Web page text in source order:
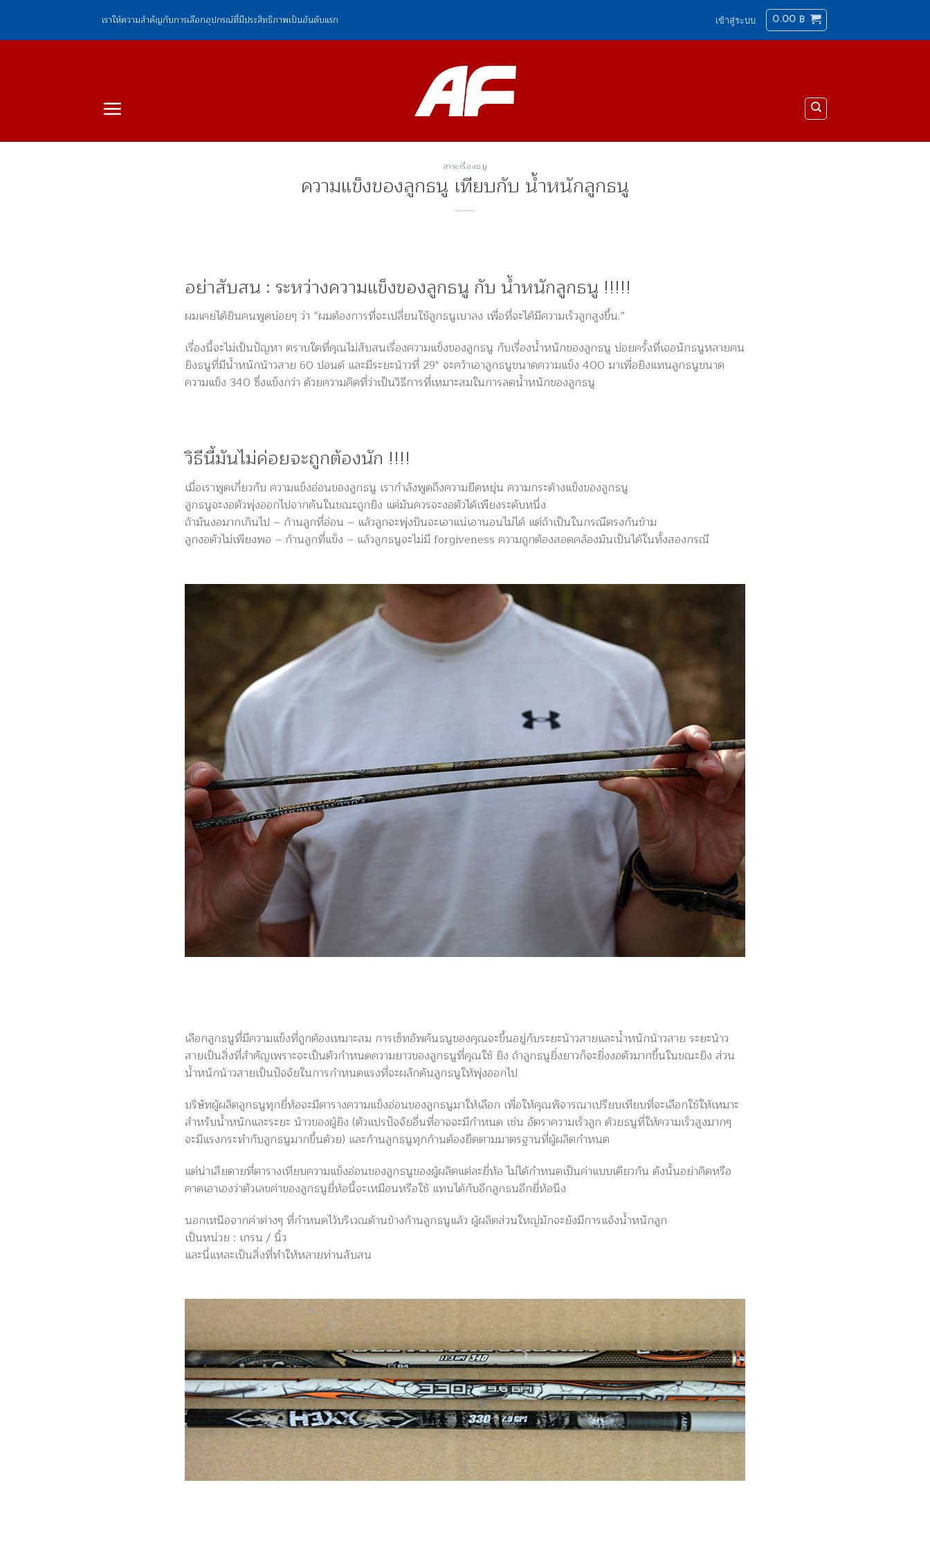
ยัง
เราให้ความสำคัญกับการเลือกอุปกรณ์ที่มีประสิทธิภาพเป็นอันดับแรก เข้าสู่ระบบ 0.00฿
สาระเรื่องธนู
ความแข็งของลูกธนู เทียบกับ น้ำหนักลูกธนู
อย่าสับสน : ระหว่างความแข็งของลูกธนู กับ น้ำหนักลูกธนู !!!!!
ผมเคยได้ยินคนพูดบ่อยๆ ว่า “ผมต้องการที่จะเปลี่ยนใช้ลูกธนูเบาลง เพื่อที่จะได้มีความเร็วลูกสูงขึ้น.”
เรื่องนี้จะไม่เป็นปัญหา ตราบใดที่คุณไม่สับสนเรื่องความแข็งของลูกธนู กับเรื่องน้ำหนักของลูกธนู บ่อยครั้งที่เจอนักธนูหลายคน
ยิงธนูที่มีน้ำหนักน้าวสาย 60 ปอนด์ และมีระยะน้าวที่ 29″ จะคว้าเอาลูกธนูขนาดความแข็ง 400 มาเพื่อยิงแทนลูกธนูขนาด
ความแข็ง 340 ซึ่งแข็งกว่า ด้วยความคิดที่ว่าเป็นวิธีการที่เหมาะสมในการลดน้ำหนักของลูกธนู
วิธีนี้มันไม่ค่อยจะถูกต้องนัก !!!!
เมื่อเราพูดเกี่ยวกับ ความแข็งอ่อนของลูกธนู เรากำลังพูดถึงความยืดหยุ่น ความกระด้างแข็งของลูกธนู
ลูกธนูจะงอตัวพุ่งออกไปจากคันในขณะถูกยิง แต่มันควรจะงอตัวได้เพียงระดับหนึ่ง
ถ้ามันงอมากเกินไป – ก้านลูกที่อ่อน – แล้วลูกจะพุ่งบินจะเอาแน่เอานอนไม่ได้ แต่ถ้าเป็นในกรณีตรงกันข้าม
ลูกงอตัวไม่เพียงพอ – ก้านลูกที่แข็ง – แล้วลูกธนูจะไม่มี forgiveness ความถูกต้องสอดคล้องมันเป็นได้ในทั้งสองกรณี
เลือกลูกธนูที่มีความแข็งที่ถูกต้องเหมาะสม การเซ็ทอัพคันธนูของคุณจะขึ้นอยู่กับระยะน้าวสายและน้ำหนักน้าวสาย ระยะน้าว
สายเป็นสิ่งที่สำคัญเพราะจะเป็นตัวกำหนดความยาวของลูกธนูที่คุณใช้ ยิง ถ้าลูกธนูยิ่งยาวก็จะยิ่งงอตัวมากขึ้นในขณะยิง ส่วน
น้ำหนักน้าวสายเป็นปัจจัยในการกำหนดแรงที่จะผลักดันลูกธนูให้พุ่งออกไป
บริษัทผู้ผลิตลูกธนูทุกยี่ห้อจะมีตารางความแข็งอ่อนของลูกธนูมาให้เลือก เพื่อให้คุณพิจารณาเปรียบเทียบที่จะเลือกใช้ให้เหมาะ
สำหรับน้ำหนักและระยะ น้าวของผู้ยิง (ตัวแปรปัจจัยอื่นที่อาจจะมีกำหนด เช่น อัตราความเร็วลูก ด้วยธนูที่ให้ความเร็วสูงมากๆ
จะมีแรงกระทำกับลูกธนูมากขึ้นด้วย) และก้านลูกธนูทุกก้านต้องยึดตามมาตรฐานที่ผู้ผลิตกำหนด
แต่น่าเสียดายที่ตารางเทียบความแข็งอ่อนของลูกธนูของผู้ผลิตแต่ละยี่ห้อ ไม่ได้กำหนดเป็นค่าแบบเดียวกัน ดังนั้นอย่าคิดหรือ
คาดเอาเองว่าตัวเลขค่าของลูกธนูยี่ห้อนี้จะเหมือนหรือใช้ แทนได้กับอีกลูกธนอีกยี่ห้อนึง
นอกเหนือจากค่าต่างๆ ที่กำหนดไว้บริเวณด้านข้างก้านลูกธนูแล้ว ผู้ผลิตส่วนใหญ่มักจะยังมีการแจ้งน้ำหนักลูก
เป็นหน่วย : เกรน / นิ้ว
และนี่แหละเป็นสิ่งที่ทำให้หลายท่านสับสน